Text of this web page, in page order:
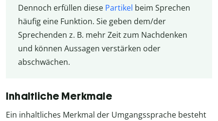
Dennoch erfüllen diese Partikel beim Sprechen
häufig eine Funktion. Sie geben dem/der
Sprechenden z. B. mehr Zeit zum Nachdenken
und können Aussagen verstärken oder
abschwächen.
Inhaltliche Merkmale
Ein inhaltliches Merkmal der Umgangssprache besteht